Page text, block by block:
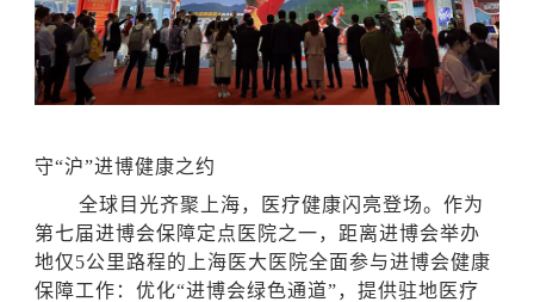
守“沪”进博健康之约
全球目光齐聚上海，医疗健康闪亮登场。作为
第七届进博会保障定点医院之一，距离进博会举办
地仅5公里路程的上海医大医院全面参与进博会健康
保障工作：优化“进博会绿色通道”，提供驻地医疗